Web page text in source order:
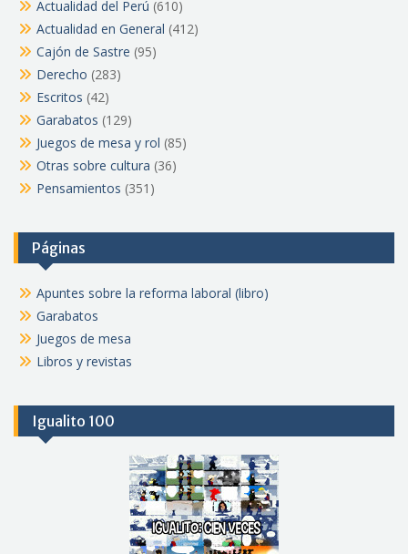
Actualidad del Perú (610)
Actualidad en General (412)
Cajón de Sastre (95)
Derecho (283)
Escritos (42)
Garabatos (129)
Juegos de mesa y rol (85)
Otras sobre cultura (36)
Pensamientos (351)
Páginas
Apuntes sobre la reforma laboral (libro)
Garabatos
Juegos de mesa
Libros y revistas
Igualito 100